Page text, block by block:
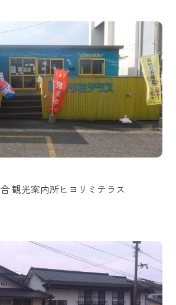
観光案内所ヒヨリミテラス